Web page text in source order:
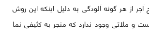
از هر گونه آلودگی به دلیل اینکه این روش
و ملاتی وجود ندارد که منجر به کثیفی نما